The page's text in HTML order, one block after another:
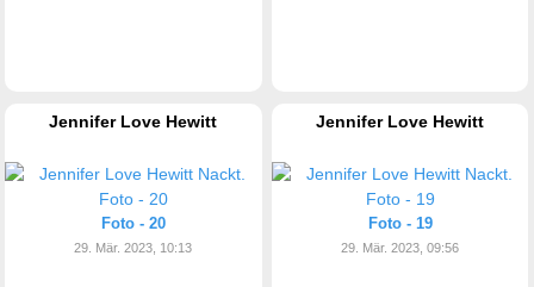
Jennifer Love Hewitt
Foto - 20
29. Mär. 2023, 10:13
Jennifer Love Hewitt
Foto - 19
29. Mär. 2023, 09:56